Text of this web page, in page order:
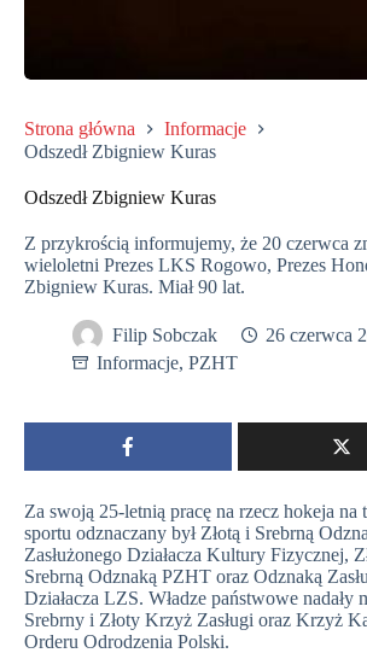
Strona główna
Informacje
Odszedł Zbigniew Kuras
Odszedł Zbigniew Kuras
Z przykrością informujemy, że 20 czerwca
wieloletni Prezes LKS Rogowo, Prezes
Zbigniew Kuras. Miał 90 lat.
Filip Sobczak
26 czerwca
Informacje, PZHT
Za swoją 25-letnią pracę na rzecz hokeja na
sportu odznaczany był Złotą i Srebrną
Zasłużonego Działacza Kultury Fizycznej,
Srebrną Odznaką PZHT oraz Odznaką
Działacza LZS. Władze państwowe nadały
Srebrny i Złoty Krzyż Zasługi oraz Krzyż
Orderu Odrodzenia Polski.